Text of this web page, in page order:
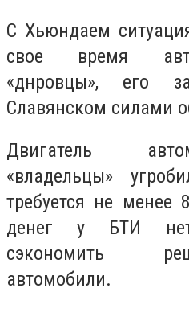
С Хьюндаем
свое время
«днровцы», его
Славянском силами
Двигатель
«владельцы»
требуется не
денег у БТИ
сэкономить
автомобили.